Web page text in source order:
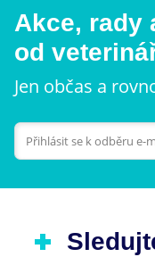
Akce, rady
od
Jen občas a